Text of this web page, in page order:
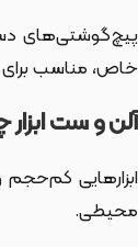
پیچ‌گوشتی‌های
خاص، مناسب
آلن و ست ابزار
ابزارهایی
محیطی.